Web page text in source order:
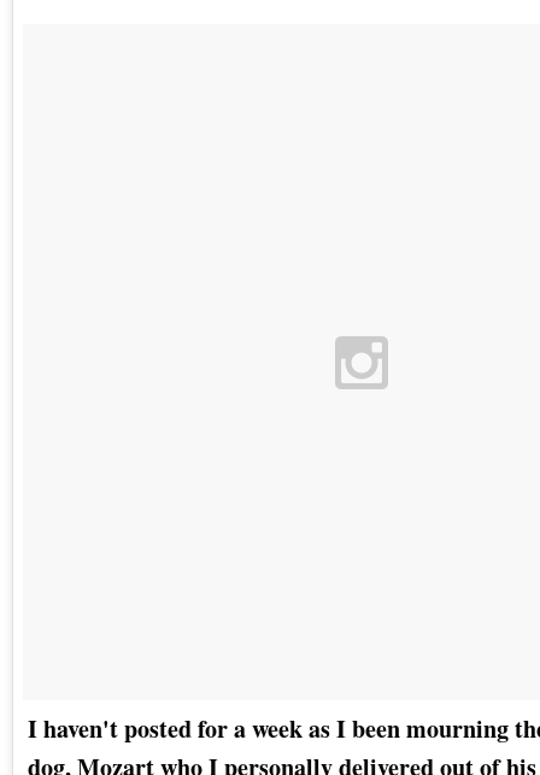
I haven't posted for a week as I been mourning
dog, Mozart who I personally delivered out of